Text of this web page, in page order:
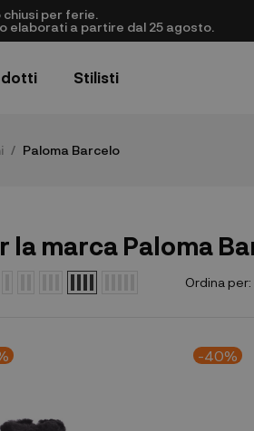
per ferie.
elaborati a partire dal 25 agosto.
Stilisti
Paloma Barcelo
marca Paloma
Ordina per:
-40%